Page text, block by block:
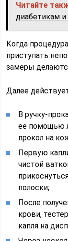
Читайте
диабетикам и
Когда
приступать
замеры
Далее
В ручку-
ее помощью
прокол на
Первую
чистой
полоски;
После
крови,
капля на